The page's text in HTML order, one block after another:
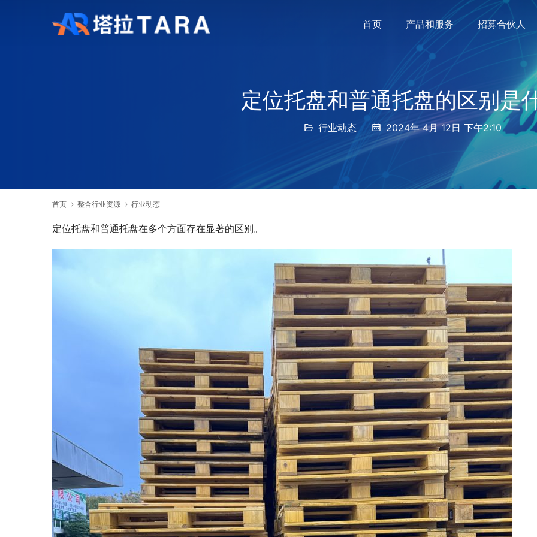
首页 产品和服务 招募合伙人
定位托盘和普通托盘的区别是
行业动态 2024年 4月 12日 下午2:10
首页 整合行业资源 行业动态
定位托盘和普通托盘在多个方面存在显著的区别。